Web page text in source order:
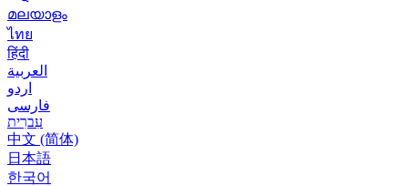
മലയാളം
ไทย
हिंदी
العربية
اردو
فارسی
עִברִית
中文 (简体)
日本語
한국어